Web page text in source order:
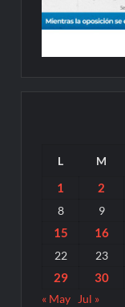
L M
1 2
8
9
15 16
22
23
29 30
« May Jul »